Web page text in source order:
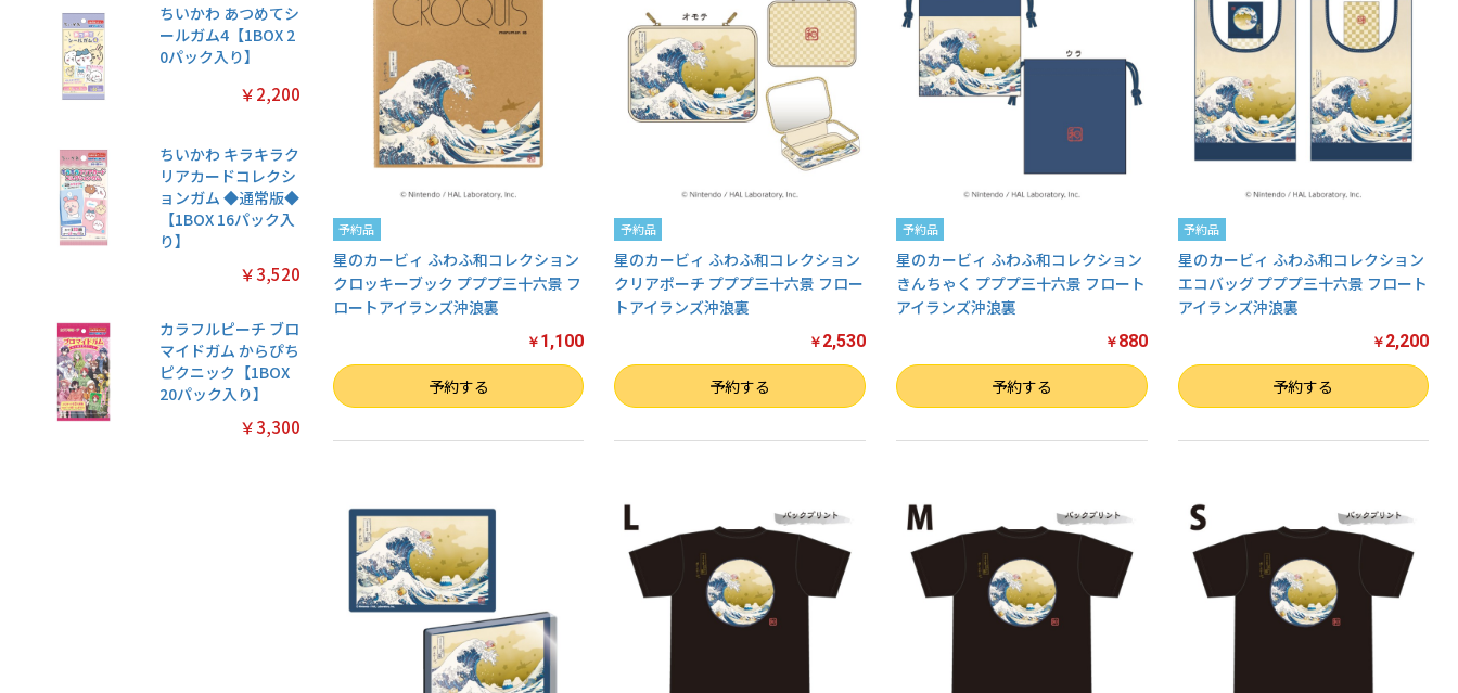
ちいかわ あつめてシ
ールガム4【1BOX 2
0パック入り】
￥2,200
ちいかわ キラキラク
リアカードコレクシ
ョンガム ◆通常版◆
【1BOX 16パック入
り】
￥3,520
カラフルピーチ ブロ
マイドガム からぴち
ピクニック【1BOX
20パック入り】
￥3,300
予約品
星のカービィ ふわふ和コレクション
クロッキーブック プププ三十六景 フ
ロートアイランズ沖浪裏
￥ 1,100
数量 予約する
予約品
星のカービィ ふわふ和コレクション
クリアポーチ プププ三十六景 フロー
トアイランズ沖浪裏
￥ 2,530
数量 予約する
予約品
星のカービィ ふわふ和コレクション
きんちゃく プププ三十六景 フロート
アイランズ沖浪裏
￥ 880
数量 予約する
予約品
星のカービィ ふわふ和コレクション
エコバッグ プププ三十六景 フロート
アイランズ沖浪裏
￥ 2,200
数量 予約する